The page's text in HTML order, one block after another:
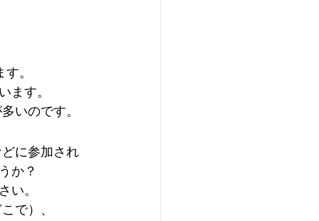
。
ます。
いのです。
か？
い。
で）、